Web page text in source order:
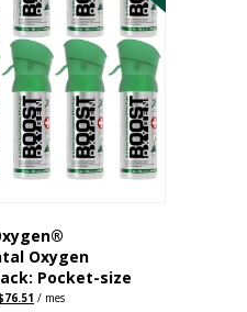
Oxygen
Pocket-size
76.51 El
/ mes